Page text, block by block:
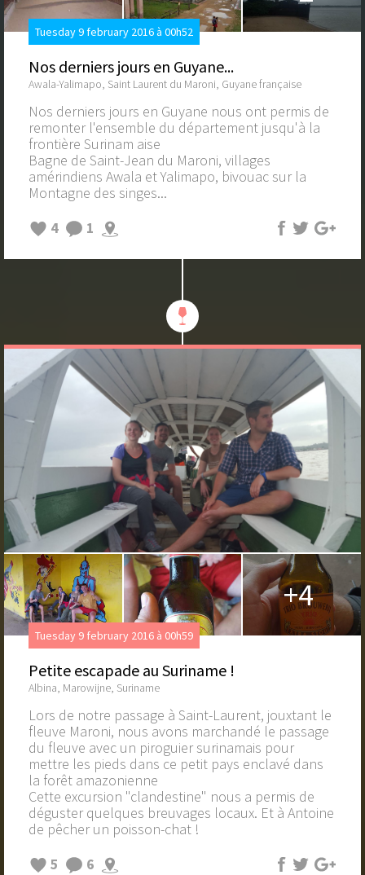
Tuesday 9 february 2016 à 00h52
Nos derniers jours en Guyane...
Awala-Yalimapo, Saint Laurent du Maroni, Guyane française
Nos derniers jours en Guyane nous ont permis de
remonter l'ensemble du département jusqu'à la
frontière Surinam aise
Bagne de Saint-Jean du Maroni, villages
amérindiens Awala et Yalimapo, bivouac sur la
Montagne des singes...
4
1
+4
Tuesday 9 february 2016 à 00h59
Petite escapade au Suriname !
Albina, Marowijne, Suriname
Lors de notre passage à Saint-Laurent, jouxtant le
fleuve Maroni, nous avons marchandé le passage
du fleuve avec un piroguier surinamais pour
mettre les pieds dans ce petit pays enclavé dans
la forêt amazonienne
Cette excursion "clandestine" nous a permis de
déguster quelques breuvages locaux. Et à Antoine
de pêcher un poisson-chat !
5
6